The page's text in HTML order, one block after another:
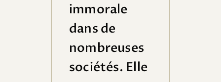
immorale
dans de
nombreuses
sociétés. Elle